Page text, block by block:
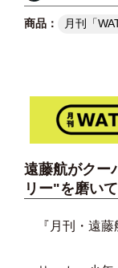
月刊「
遠藤航がクー
リー"を磨い
『月刊・遠藤